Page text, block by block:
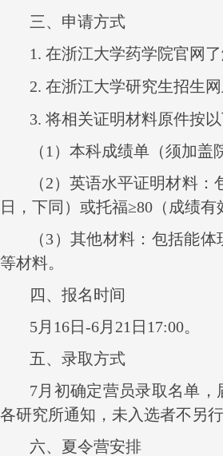
三、申请方式
1. 在浙江大学药学院官网
2. 在浙江大学研究生招生
3. 将相关证明材料原件按
（ 1 ）本科成绩单（须加盖
（2）英语水平证明材料：
日，下同）或托福≥80 （成绩有
（3）其他材料：包括能
等材料。
四、报名时间
5月 16日-6月 21 日 17:00。
五、录取方式
7月初确定营员录取名单
各研究所通知，未入选者不另行
六、夏令营安排